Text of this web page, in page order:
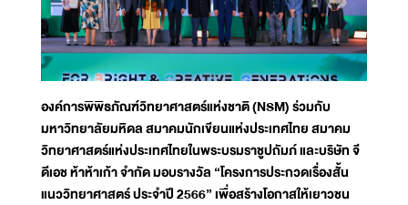
องค์การพิพิธภัณฑ์วิทยาศาสตร์แห่งชาติ (NSM) ร่วมกับ
มหาวิทยาลัยมหิดล สมาคมนักเขียนแห่งประเทศไทย สมาคม
วิทยาศาสตร์แห่งประเทศไทยในพระบรมราชูปถัมภ์ และบริษัท จี
ดีเอช ห้าห้าเก้า จำกัด มอบรางวัล “โครงการประกวดเรื่องสั้น
แนววิทยาศาสตร์ ประจำปี 2566” เพื่อสร้างโอกาสให้เยาวชน